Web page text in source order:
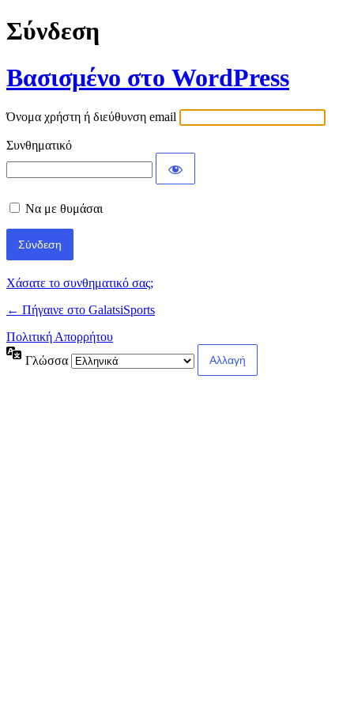
Σύνδεση
Βασισμένο στο WordPress
Όνομα χρήστη ή διεύθυνση email
Συνθηματικό
Να με θυμάσαι
Χάσατε το συνθηματικό σας;
← Πήγαινε στο GalatsiSports
Πολιτική Απορρήτου
Γλώσσα